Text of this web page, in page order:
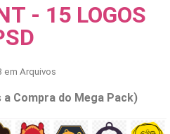
- 15 LOGOS
em Arquivos
Compra do Mega Pack)